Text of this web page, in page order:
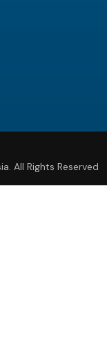
All Rights Reserved